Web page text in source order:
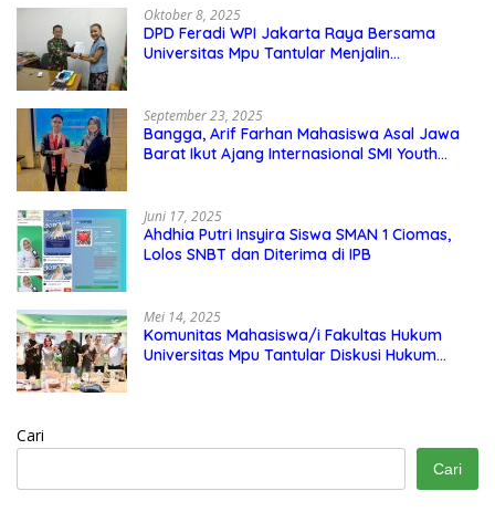
Oktober 8, 2025
DPD Feradi WPI Jakarta Raya Bersama
Universitas Mpu Tantular Menjalin
September 23, 2025
Bangga, Arif Farhan Mahasiswa Asal Jawa
Barat Ikut Ajang Internasional SMI Youth
Juni 17, 2025
Ahdhia Putri Insyira Siswa SMAN 1 Ciomas,
Lolos SNBT dan Diterima di IPB
Mei 14, 2025
Komunitas Mahasiswa/i Fakultas Hukum
Universitas Mpu Tantular Diskusi Hukum
Cari
Cari